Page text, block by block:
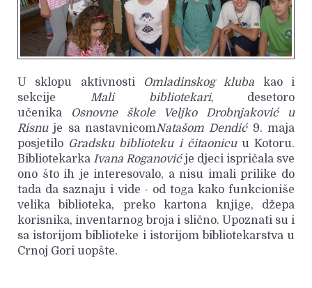
U sklopu aktivnosti Omladinskog kluba kao i
sekcije Mali bibliotekari, desetoro
učenika
Osnovne škole Veljko Drobnjaković u
Risnuje sa nastavnicomNatašom Dendić9. maja
posjetilo Gradsku biblioteku i čitaonicu u Kotoru.
Bibliotekarka Ivana Roganovićje djeci ispričala sve
ono što ih je interesovalo, a nisu imali prilike do
tada da saznaju i vide - od toga kako funkcioniše
velika biblioteka, preko kartona knjige, džepa
korisnika, inventarnog broja i slično. Upoznati su i
sa istorijom biblioteke i istorijom bibliotekarstva u
Crnoj Gori uopšte.